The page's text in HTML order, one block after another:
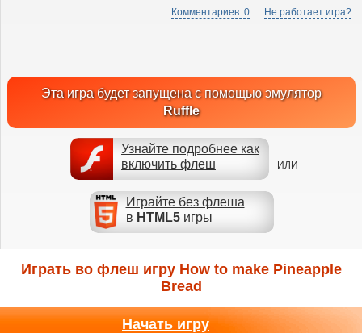
Комментариев: 0 Не работает игра?
Эта игра будет запущена с помощью эмулятор
Ruffle
Узнайте подробнее как
включить флеш
ИЛИ
Играйте без флеша
в HTML5игры
Играть во флеш игру How to make Pineapple
Bread
Начать игру